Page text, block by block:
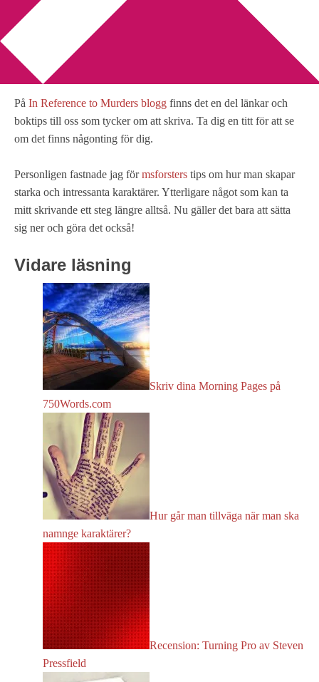
Andra länktips om
skrivande
2010-05-09
På In Reference to Murders blogg finns det en del länkar och
boktips till oss som tycker om att skriva. Ta dig en titt för att se
om det finns någonting för dig.
Personligen fastnade jag förmsforsters tips om hur man skapar
starka och intressanta karaktärer. Ytterligare något som kan ta
mitt skrivande ett steg längre alltså. Nu gäller det bara att sätta
sig ner och göra det också!
Vidare läsning
Skriv dina Morning Pages på
750Words.com
Hur går man tillväga när man ska
namnge karaktärer?
Recension: Turning Pro av Steven
Pressfield